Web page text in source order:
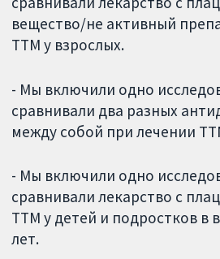
вещество/не активный
ТТМ у взрослых.
- Мы включили одно
сравнивали два разных
между собой при лечении
- Мы включили одно
сравнивали лекарство с
ТТМ у детей и подростков в
лет.